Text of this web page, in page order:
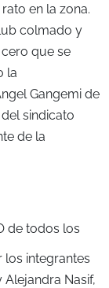
en la zona.
colmado y
que se
la
Gangemi de
sindicato
de la
de todos los
los integrantes
Nasif,